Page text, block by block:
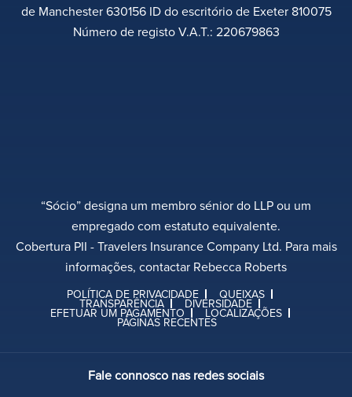
de Manchester 630156 ID do escritório de Exeter 810075
Número de registo V.A.T.: 220679863
“Sócio” designa um membro sénior do LLP ou um
empregado com estatuto equivalente.
Cobertura PII - Travelers Insurance Company Ltd. Para mais
informações, contactar Rebecca Roberts
POLÍTICA DE PRIVACIDADE QUEIXAS
TRANSPARÊNCIA DIVERSIDADE
EFETUAR UM PAGAMENTO LOCALIZAÇÕES
PÁGINAS RECENTES
Fale connosco nas redes sociais